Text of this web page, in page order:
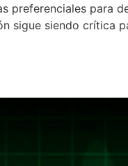
preferenciales para
sigue siendo crítica